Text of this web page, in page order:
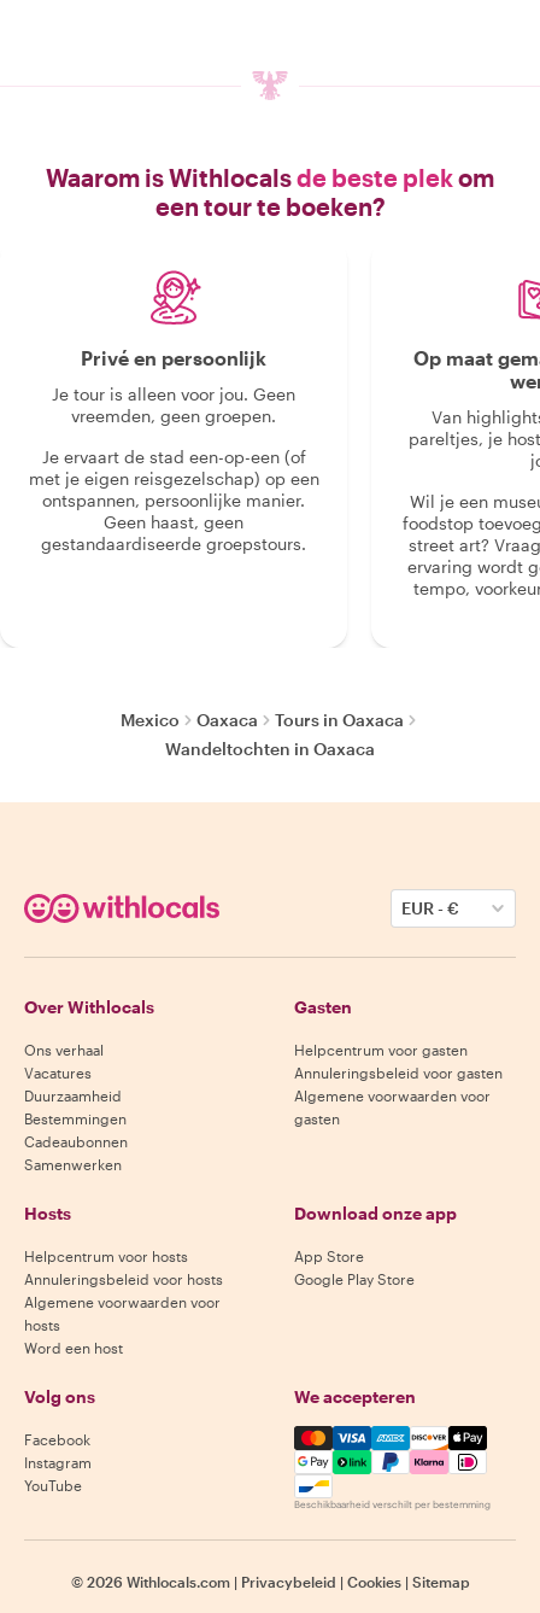
Waarom is Withlocalsde beste plekom
een tour te boeken?
Privé en persoonlijk
Je tour is alleen voor jou. Geen
vreemden, geen groepen.
Je ervaart de stad een-op-een (of
met je eigen reisgezelschap) op een
ontspannen, persoonlijke manier.
Geen haast, geen
gestandaardiseerde groepstours.
Op maat
Van
pareltjes, je
Wil je een
foodstop
street art?
ervaring wordt
tempo,
Mexico Oaxaca
Tours in Oaxaca
Wandeltochten in Oaxaca
EUR-€
Over Withlocals
Ons verhaal
Vacatures
Duurzaamheid
Bestemmingen
Cadeaubonnen
Samenwerken
Gasten
Helpcentrum voor gasten
Annuleringsbeleid voor gasten
Algemene voorwaarden voor
gasten
Hosts
Helpcentrum voor hosts
Annuleringsbeleid voor hosts
Algemene voorwaarden voor
hosts
Word een host
Download onze app
App Store
Google Play Store
Volg ons
Facebook
Instagram
YouTube
We accepteren
Mastercard, Visa, Amex,
Beschikbaarheid verschilt per bestemming
© 2026 Withlocals.com | Privacybeleid | Cookies | Sitemap